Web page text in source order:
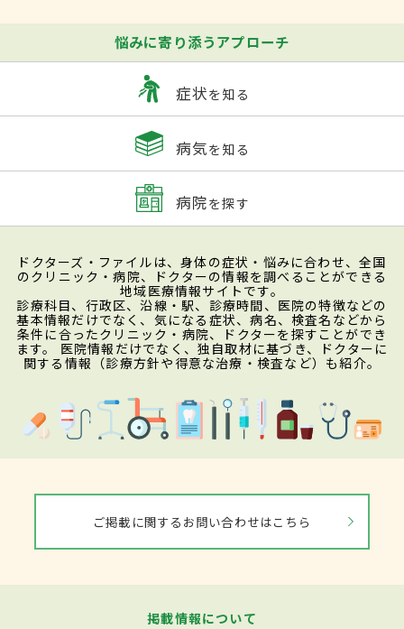
悩みに寄り添うアプローチ
症状を知る
病気を知る
病院を探す
ドクターズ・ファイルは、身体の症状・悩みに合わせ、全国
のクリニック・病院、ドクターの情報を調べることができる
地域医療情報サイトです。
診療科目、行政区、沿線・駅、診療時間、医院の特徴などの
基本情報だけでなく、気になる症状、病名、検査名などから
条件に合ったクリニック・病院、ドクターを探すことができ
ます。 医院情報だけでなく、独自取材に基づき、ドクターに
関する情報（診療方針や得意な治療・検査など）も紹介。
ご掲載に関するお問い合わせはこちら
掲載情報について